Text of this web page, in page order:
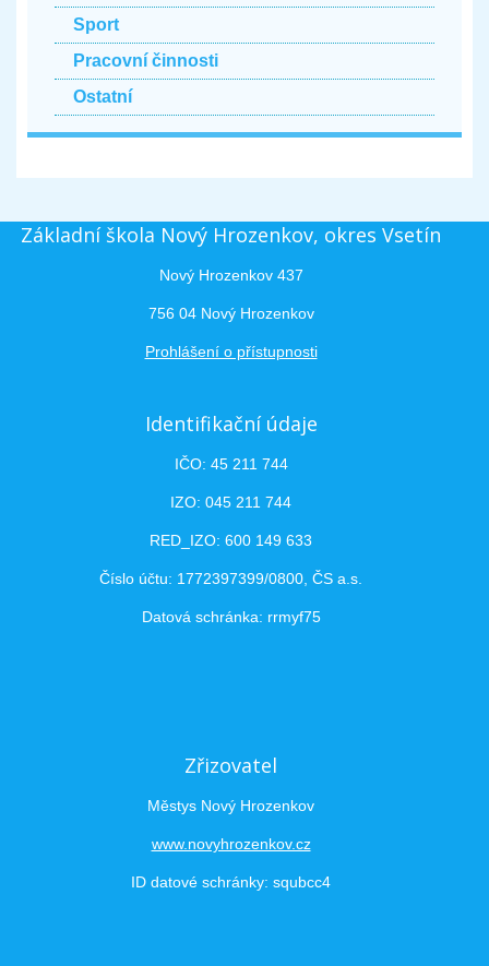
Sport
Pracovní činnosti
Ostatní
Základní škola Nový Hrozenkov, okres Vsetín
Nový Hrozenkov 437
756 04 Nový Hrozenkov
Prohlášení o přístupnosti
Identifikační údaje
IČO: 45 211 744
IZO: 045 211 744
RED_IZO: 600 149 633
Číslo účtu: 1772397399/0800, ČS a.s.
Datová schránka: rrmyf75
Zřizovatel
Městys Nový Hrozenkov
www.novyhrozenkov.cz
ID datové schránky: squbcc4